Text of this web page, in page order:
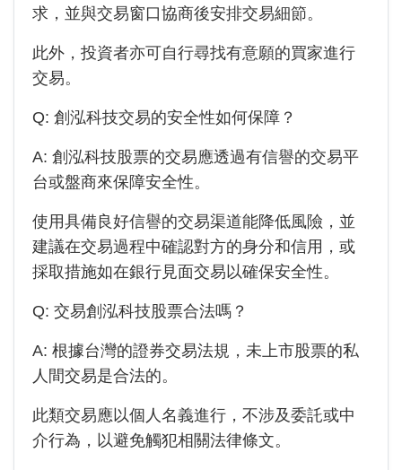
求，並與交易窗口協商後安排交易細節。
此外，投資者亦可自行尋找有意願的買家進行
交易。
Q: 創泓科技交易的安全性如何保障？
A: 創泓科技股票的交易應透過有信譽的交易平
台或盤商來保障安全性。
使用具備良好信譽的交易渠道能降低風險，並
建議在交易過程中確認對方的身分和信用，或
採取措施如在銀行見面交易以確保安全性。
Q: 交易創泓科技股票合法嗎？
A: 根據台灣的證券交易法規，未上市股票的私
人間交易是合法的。
此類交易應以個人名義進行，不涉及委託或中
介行為，以避免觸犯相關法律條文。